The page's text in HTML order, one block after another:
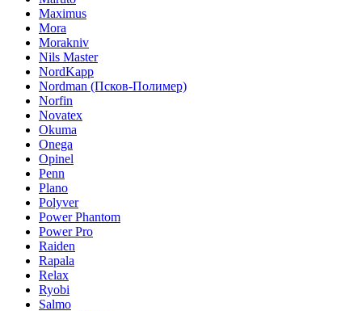
Maximus
Mora
Morakniv
Nils Master
NordKapp
Nordman (Псков-Полимер)
Norfin
Novatex
Okuma
Onega
Opinel
Penn
Plano
Polyver
Power Phantom
Power Pro
Raiden
Rapala
Relax
Ryobi
Salmo